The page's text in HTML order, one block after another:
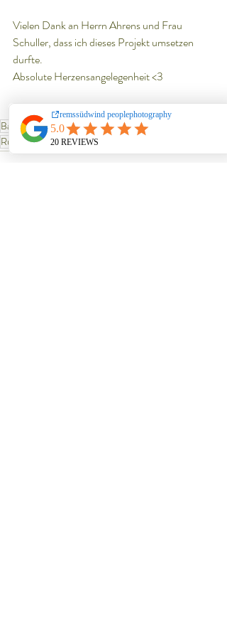
Vielen Dank an Herrn Ahrens und Frau
Schuller, dass ich dieses Projekt umsetzen
durfte.
Absolute Herzensangelegenheit <3
Baden-WürttembergReisetippRems-Murr-Kreis
Rudersberg WieslauftalStreuobstwiesen